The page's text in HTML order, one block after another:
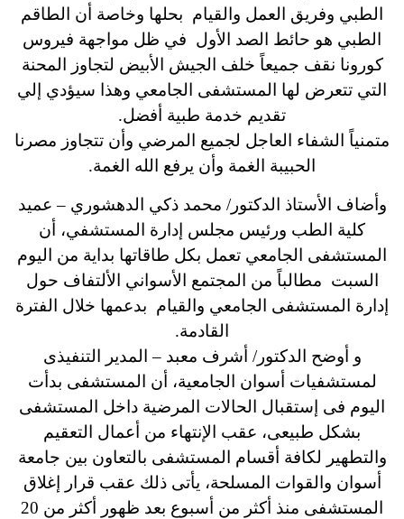
الطبي وفريق العمل والقيام بحلها وخاصة أن الطاقم
الطبي هو حائط الصد الأول في ظل مواجهة فيروس
كورونا نقف جميعاً خلف الجيش الأبيض لتجاوز المحنة
التي تتعرض لها المستشفى الجامعي وهذا سيؤدي إلي
تقديم خدمة طبية أفضل.
متمنياً الشفاء العاجل لجميع المرضي وأن تتجاوز مصرنا
الحبيبة الغمة وأن يرفع الله الغمة.
وأضاف الأستاذ الدكتور/ محمد ذكي الدهشوري – عميد
كلية الطب ورئيس مجلس إدارة المستشفي، أن
المستشفى الجامعي تعمل بكل طاقاتها بداية من اليوم
السبت مطالباً من المجتمع الأسواني الألتفاف حول
إدارة المستشفى الجامعي والقيام بدعمها خلال الفترة
القادمة.
و أوضح الدكتور/ أشرف معبد – المدير التنفيذى
لمستشفيات أسوان الجامعية، أن المستشفى بدأت
اليوم فى إستقبال الحالات المرضية داخل المستشفى
بشكل طبيعى، عقب الإنتهاء من أعمال التعقيم
والتطهير لكافة أقسام المستشفى بالتعاون بين جامعة
أسوان والقوات المسلحة، يأتى ذلك عقب قرار إغلاق
المستشفى منذ أكثر من أسبوع بعد ظهور أكثر من 20